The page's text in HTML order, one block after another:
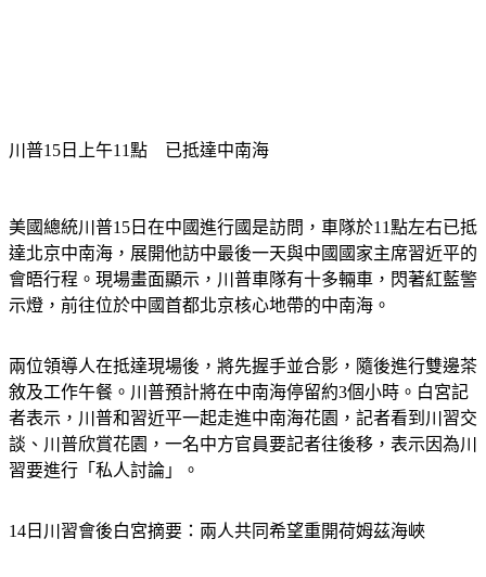
達北京中南海，展開他訪中最後一天與中國國家主席習近平的
會晤行程。現場畫面顯示，川普車隊有十多輛車，閃著紅藍警
示燈，前往位於中國首都北京核心地帶的中南海。
敘及工作午餐。川普預計將在中南海停留約3個小時。白宮記
者表示，川普和習近平一起走進中南海花園，記者看到川習交
談、川普欣賞花園，一名中方官員要記者往後移，表示因為川
習要進行「私人討論」。